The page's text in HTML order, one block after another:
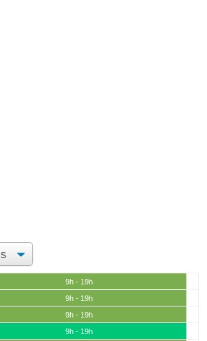
9h - 19h
9h - 19h
9h - 19h
9h - 19h